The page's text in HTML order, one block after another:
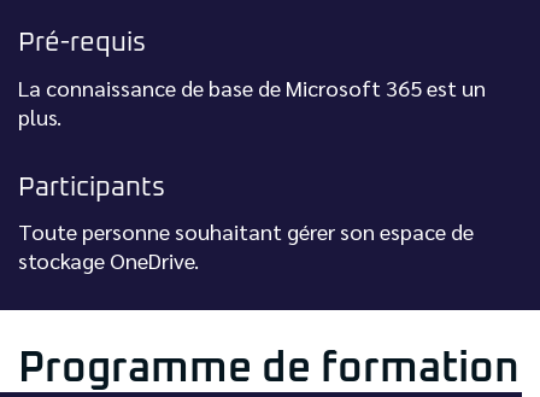
Pré-requis
La connaissance de base de Microsoft 365 est un
plus.
Participants
Toute personne souhaitant gérer son espace de
stockage OneDrive.
Programme de formation